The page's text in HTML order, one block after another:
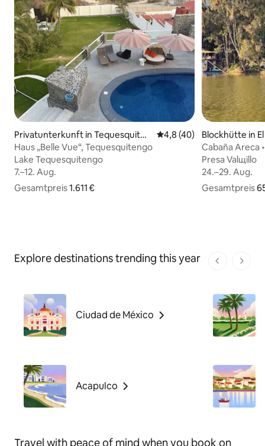
Privatunterkunft in Tequesquiten
go
Haus „Belle Vue“, Tequesquitengo
Lake Tequesquitengo
Lake Tequesquitengo
7.–12. Aug.
7.–12. Aug.
Gesamtpreis1.611 €
1.611 € Gesamtpreis
Durchschnittliche
4,8 (40)
Blockhütte in
Cabaña Areca
Presa Valщillo
Presa Valщillo
24.–29. Aug.
24.–29. Aug.
Gesamtpreis
655 €
Explore destinations trending this year
1 von 1
Ciudad de México
Acapulco
Travel with peace of mind when you book on